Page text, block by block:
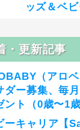
ッズ＆ベビ
・更新記事
（アロ
ダー募集、毎
ント（0歳〜1
ーキャリア【